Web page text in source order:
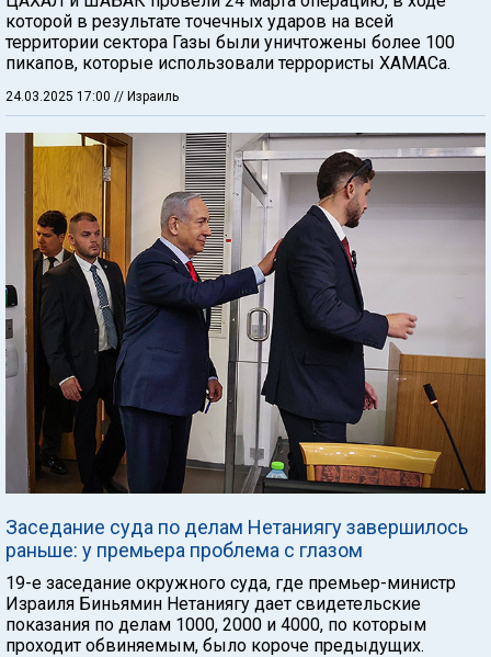
которой в результате точечных ударов на всей
территории сектора Газы были уничтожены более 100
пикапов, которые использовали террористы ХАМАСа.
24.03.2025 17:00 // Израиль
Заседание суда по делам Нетаниягу завершилось
раньше: у премьера проблема с глазом
19-е заседание окружного суда, где премьер-министр
Израиля Биньямин Нетаниягу дает свидетельские
показания по делам 1000, 2000 и 4000, по которым
проходит обвиняемым, было короче предыдущих.